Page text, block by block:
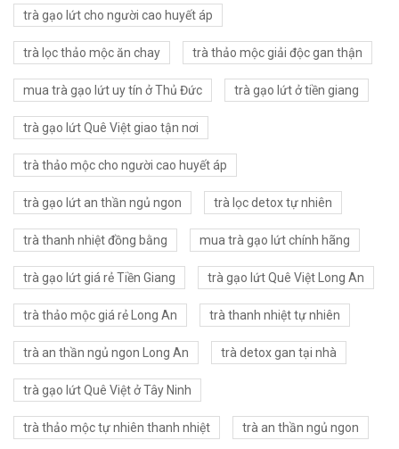
trà gạo lứt cho người cao huyết áp
trà lọc thảo mộc ăn chay trà thảo mộc giải độc gan thận
mua trà gạo lứt uy tín ở Thủ Đức trà gạo lứt ở tiền giang
trà gạo lứt Quê Việt giao tận nơi
trà thảo mộc cho người cao huyết áp
trà gạo lứt an thần ngủ ngon trà lọc detox tự nhiên
trà thanh nhiệt đồng bằng mua trà gạo lứt chính hãng
trà gạo lứt giá rẻ Tiền Giang trà gạo lứt Quê Việt Long An
trà thảo mộc giá rẻ Long An trà thanh nhiệt tự nhiên
trà an thần ngủ ngon Long An trà detox gan tại nhà
trà gạo lứt Quê Việt ở Tây Ninh
trà thảo mộc tự nhiên thanh nhiệt trà an thần ngủ ngon